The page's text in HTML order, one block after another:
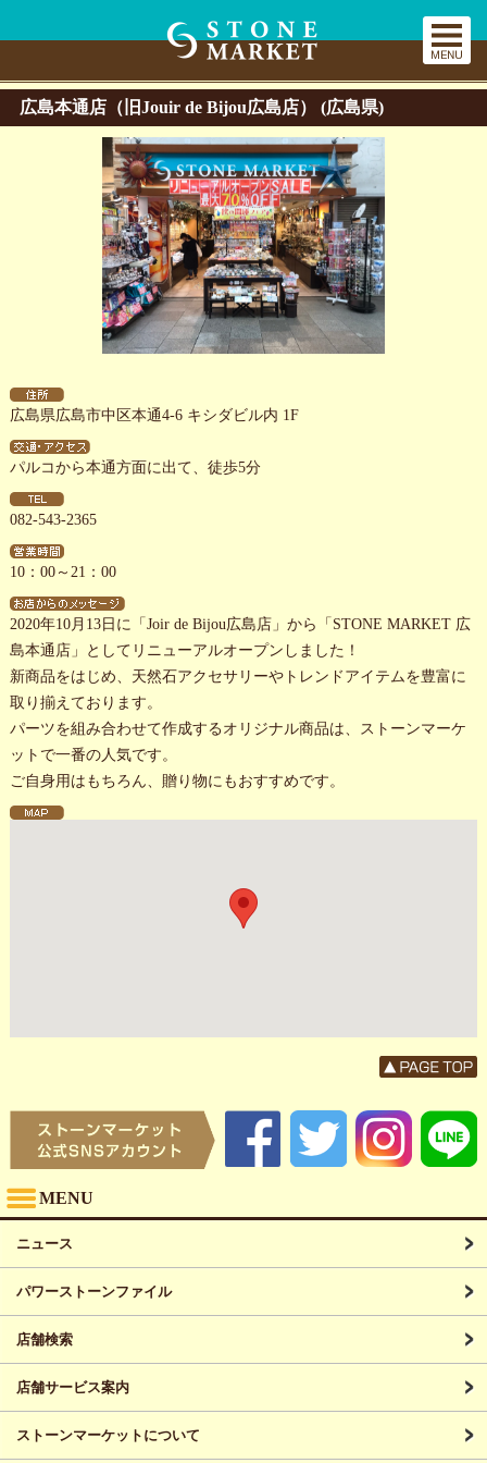
広島本通店（旧Jouir de Bijou広島店） (広島県)
広島県広島市中区本通4-6 キシダビル内 1F
パルコから本通方面に出て、徒歩5分
082-543-2365
10：00～21：00
2020年10月13日に「Joir de Bijou広島店」から「STONE MARKET 広
島本通店」としてリニューアルオープンしました！
新商品をはじめ、天然石アクセサリーやトレンドアイテムを豊富に
取り揃えております。
パーツを組み合わせて作成するオリジナル商品は、ストーンマーケ
ットで一番の人気です。
ご自身用はもちろん、贈り物にもおすすめです。
MENU
ニュース
パワーストーンファイル
店舗検索
店舗サービス案内
ストーンマーケットについて